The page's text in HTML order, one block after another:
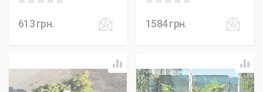
613грн. 1584грн.